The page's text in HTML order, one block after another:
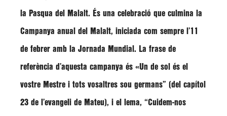
la Pasqua del Malalt. És una celebració que culmina la
Campanya anual del Malalt, iniciada com sempre l’11
de febrer amb la Jornada Mundial. La frase de
referència d’aquesta campanya és «Un de sol és el
vostre Mestre i tots vosaltres sou germans” (del capítol
23 de l’evangeli de Mateu), i el lema, “Cuidem-nos